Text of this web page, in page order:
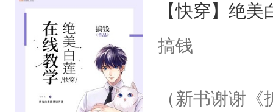
来，给老公
用力——为你
【快穿】绝
搞钱
（新书谢谢